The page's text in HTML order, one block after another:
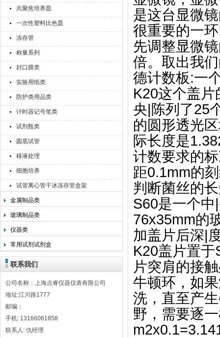
共聚焦培养皿
一次性塑料比色皿
冻存管
称量系列
封口膜类
实验用纸类
防护类用品类
计时器记号笔类
试剂瓶类
圆底试管
移液处理
细胞培养
试管离心管干冰冻存管盒架
金属制品类
玻璃制品类
仪器类
常用试剂试剂盒
联系我们
公司名称：上海点睿仪器仪表有限公司
地址:江川路1777
邮编：
手机: 13166061858
联系人: 仇经理
是这台显微
很重要的一
先调整显微
倍。取出我
德计数板:一
K20这个盖
央|陈列了25
的圆形透光
际长度是
计数要求的
距0.1mm的
判断菌丝的
S60是一个
76x35mm的
加盖片后深|
K20盖片置
片突肩的接
牛顿环，如
洗，直至产
野，需要逐